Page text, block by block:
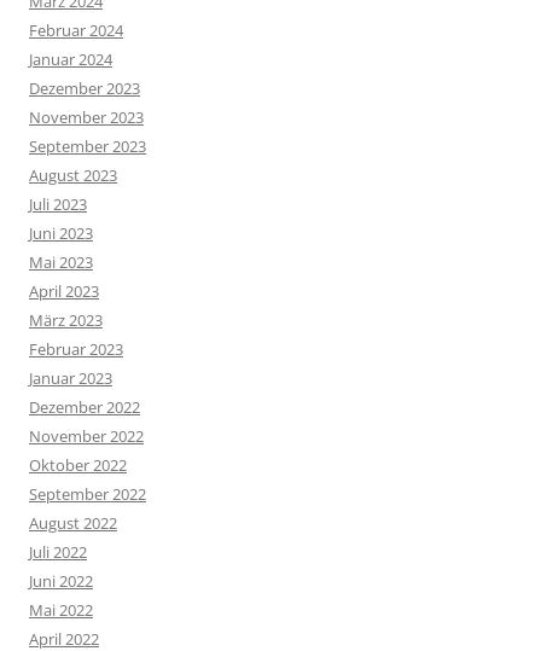
Februar 2024
Januar 2024
Dezember 2023
November 2023
September 2023
August 2023
Juli 2023
Juni 2023
Mai 2023
April 2023
März 2023
Februar 2023
Januar 2023
Dezember 2022
November 2022
Oktober 2022
September 2022
August 2022
Juli 2022
Juni 2022
Mai 2022
April 2022